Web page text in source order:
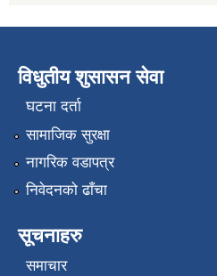
विधुतीय शुसासन सेवा
घटना दर्ता
सामाजिक सुरक्षा
नागरिक वडापत्र
निवेदनको ढाँचा
सूचनाहरु
समाचार